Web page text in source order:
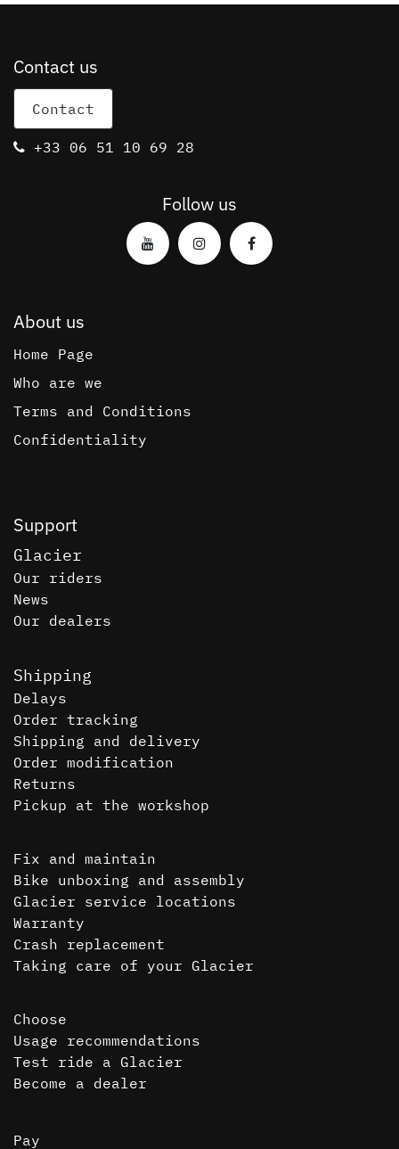
Follow us
Contact us
Contact
+33 06 51 10 69 28
Support
Glacier
Our riders
News
Our dealers
Shipping
Delays
Order tracking
Shipping and delivery
Order modification
Returns
Pickup at the workshop
Fix and maintain
Bike unboxing and assembly
Glacier service locations
Warranty
Crash replacement
Taking care of your Glacier
Choose
Usage recommendations
Test ride a Glacier
Become a dealer
Pay
About us
Home Page
Who are we
Terms and Conditions
Confidentiality